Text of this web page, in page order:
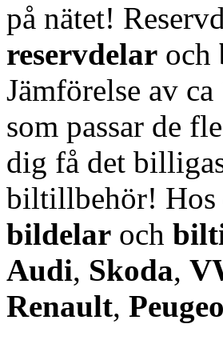
på nätet!
reservdelar och
Jämförelse av
som passar de
dig få det
biltillbehör! Hos
bildelar och
Audi, Skoda,
Renault,